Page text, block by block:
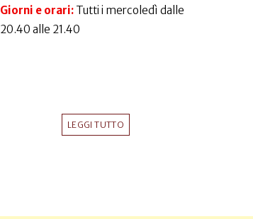
Giorni e orari: Tutti i mercoledì dalle
20.40 alle 21.40
LEGGI TUTTO